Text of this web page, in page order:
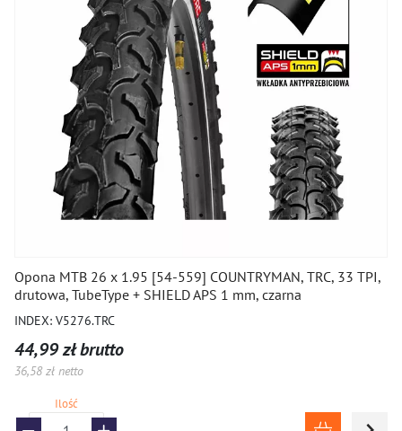
Opona MTB 26 x 1.95 [54-559] COUNTRYMAN, TRC, 33 TPI,
drutowa, TubeType + SHIELD APS 1 mm, czarna
INDEX: V5276.TRC
44,99 zł brutto
36,58 zł netto
Ilość